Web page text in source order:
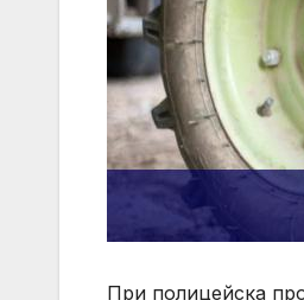
При полицейска